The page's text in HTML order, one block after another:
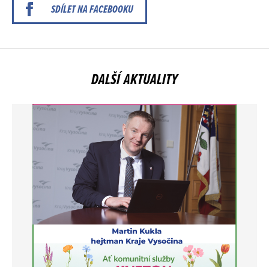
SDÍLET NA FACEBOOKU
DALŠÍ AKTUALITY